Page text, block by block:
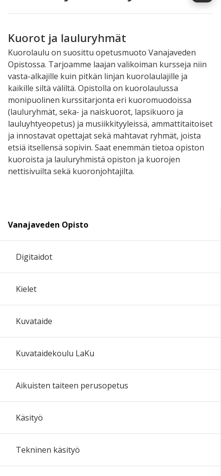
Kuorot ja lauluryhmät
Kuorolaulu on suosittu opetusmuoto Vanajaveden
Opistossa. Tarjoamme laajan valikoiman kursseja niin
vasta-alkajille kuin pitkän linjan kuorolaulajille ja
kaikille siltä väliltä. Opistolla on kuorolaulussa
monipuolinen kurssitarjonta eri kuoromuodoissa
(lauluryhmät, seka- ja naiskuorot, lapsikuoro ja
lauluyhtyeopetus) ja musiikkityyleissä, ammattitaitoiset
ja innostavat opettajat sekä mahtavat ryhmät, joista
etsiä itsellensä sopivin. Saat enemmän tietoa opiston
kuoroista ja lauluryhmistä opiston ja kuorojen
nettisivuilta sekä kuoronjohtajilta.
Vanajaveden Opisto
Digitaidot
Kielet
Kuvataide
Kuvataidekoulu LaKu
Aikuisten taiteen perusopetus
Käsityö
Tekninen käsityö